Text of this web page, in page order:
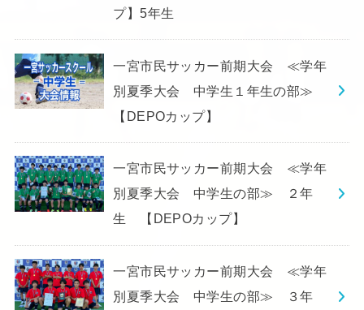
プ】5年生
一宮市民サッカー前期大会 ≪学年
別夏季大会 中学生１年生の部≫
【DEPOカップ】
一宮市民サッカー前期大会 ≪学年
別夏季大会 中学生の部≫ ２年
生 【DEPOカップ】
一宮市民サッカー前期大会 ≪学年
別夏季大会 中学生の部≫ ３年